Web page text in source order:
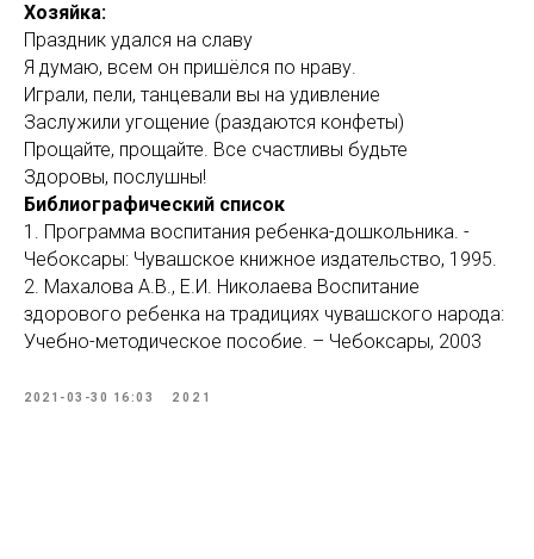
Хозяйка:
Праздник удался на славу
Я думаю, всем он пришёлся по нраву.
Играли, пели, танцевали вы на удивление
Заслужили угощение (раздаются конфеты)
Прощайте, прощайте. Все счастливы будьте
Здоровы, послушны!
Библиографический список
1. Программа воспитания ребенка-дошкольника. -
Чебоксары: Чувашское книжное издательство, 1995.
2. Махалова А.В., Е.И. Николаева Воспитание
здорового ребенка на традициях чувашского народа:
Учебно-методическое пособие. – Чебоксары, 2003
2021-03-30 16:03 2021